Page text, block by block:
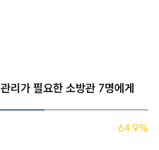
가 필요한 소방관 7명에게
64.9%